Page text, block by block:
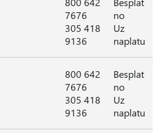
7676
305 418
9136
no
Uz
naplatu
800 642
7676
305 418
9136
Besplat
no
Uz
naplatu